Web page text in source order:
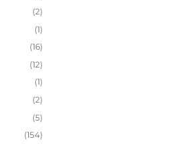
(2)
(1)
(16)
(12)
(1)
(2)
(5)
(154)